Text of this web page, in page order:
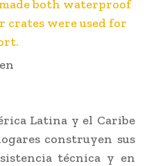
Latina y el Caribe
construyen sus
técnica y en